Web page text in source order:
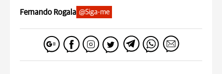
Fernando Rogala @Siga-me